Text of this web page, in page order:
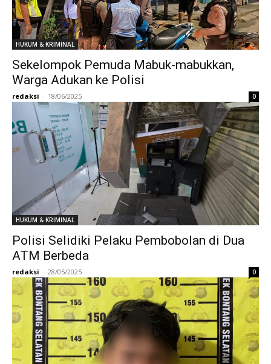
HUKUM & KRIMINAL
Sekelompok Pemuda Mabuk-mabukkan,
Warga Adukan ke Polisi
redaksi - 18/06/2025 0
HUKUM & KRIMINAL
Polisi Selidiki Pelaku Pembobolan di Dua
ATM Berbeda
redaksi - 28/05/2025 0